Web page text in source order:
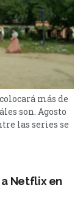
más de
son. Agosto
las series se
de
Como
Netflix en